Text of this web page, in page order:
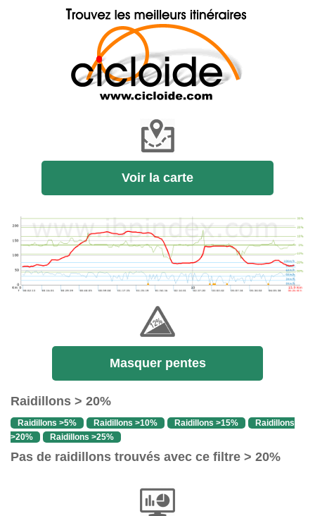
Voir la carte
Masquer pentes
Raidillons > 20%
Raidillons >5% Raidillons >10% Raidillons >15%
Raidillons
>20%
Raidillons >25%
Pas de raidillons trouvés avec ce filtre > 20%